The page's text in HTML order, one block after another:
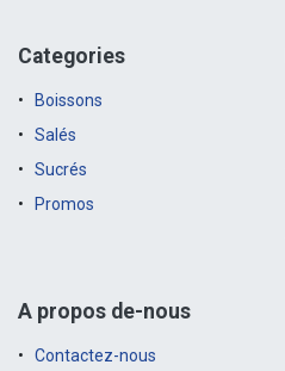
Categories
Boissons
Salés
Sucrés
Promos
A propos de-nous
Contactez-nous